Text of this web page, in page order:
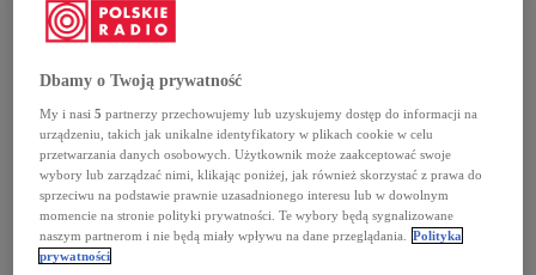
Dbamy o Twoją prywatność
My i nasi5 partnerzy przechowujemy lub uzyskujemy dostęp do informacji na
urządzeniu, takich jak unikalne identyfikatory w plikach cookie w celu
przetwarzania danych osobowych. Użytkownik może zaakceptować swoje
wybory lub zarządzać nimi, klikając poniżej, jak również skorzystać z prawa do
sprzeciwu na podstawie prawnie uzasadnionego interesu lub w dowolnym
momencie na stronie polityki prywatności. Te wybory będą sygnalizowane
naszym partnerom i nie będą miały wpływu na dane przeglądania.
Polityka
prywatności